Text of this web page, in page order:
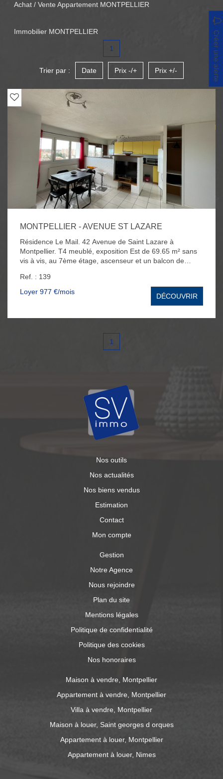
Achat / Vente Appartement MONTPELLIER
Immobilier MONTPELLIER Créer une alerte
1
Trier par : Date Prix -/+ Prix +/-
MONTPELLIER - AVENUE ST LAZARE
Résidence Le Mail. 42 Avenue de Saint Lazare à
Montpellier. T4 meublé, exposition Est de 69.65 m² sans
vis à vis, au 7ème étage, ascenseur et un balcon de
équipée, de 3 chambres, d'une salle de bain avec
baignoire - douche et WC. Parking collectif. Ligne de
tramway 2 à proximité - arrêt de Tram Le mail des Abbès.
Loyer de 976,81€ charges comprises (dont 80€ de
charges). Les honoraires sont de 700€ (dont 200€ pour
Ref. : 139
Loyer 977 €/mois
DÉCOUVRIR
1
Nos outils
Nos actualités
Nos biens vendus
Estimation
Contact
Mon compte
Gestion
Notre Agence
Nous rejoindre
Plan du site
Mentions légales
Politique de confidentialité
Politique des cookies
Nos honoraires
Maison à vendre, Montpellier
Appartement à vendre, Montpellier
Villa à vendre, Montpellier
Maison à louer, Saint georges d orques
Appartement à louer, Montpellier
Appartement à louer, Nimes